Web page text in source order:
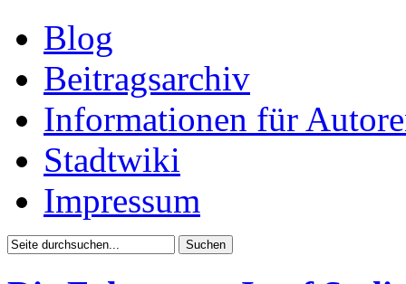
Blog
Beitragsarchiv
Informationen für
Stadtwiki
Impressum